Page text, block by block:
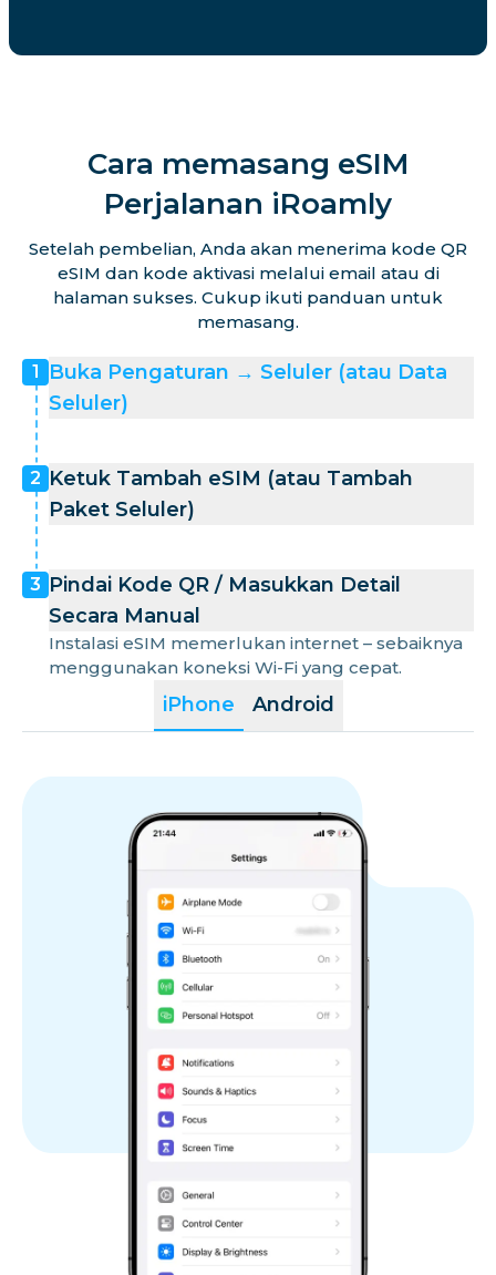
Cara memasang eSIM
Perjalanan iRoamly
Setelah pembelian, Anda akan menerima kode QR
eSIM dan kode aktivasi melalui email atau di
halaman sukses. Cukup ikuti panduan untuk
memasang.
iPhone Android
1
Buka Pengaturan → Seluler (atau Data
Seluler)
2 Ketuk Tambah eSIM (atau Tambah
Paket Seluler)
3 Pindai Kode QR / Masukkan Detail
Secara Manual
Instalasi eSIM memerlukan internet – sebaiknya
menggunakan koneksi Wi-Fi yang cepat.